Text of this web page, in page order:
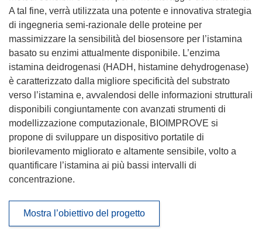
A tal fine, verrà utilizzata una potente e innovativa strategia
di ingegneria semi-razionale delle proteine per
massimizzare la sensibilità del biosensore per l’istamina
basato su enzimi attualmente disponibile. L’enzima
istamina deidrogenasi (HADH, histamine dehydrogenase)
è caratterizzato dalla migliore specificità del substrato
verso l’istamina e, avvalendosi delle informazioni strutturali
disponibili congiuntamente con avanzati strumenti di
modellizzazione computazionale, BIOIMPROVE si
propone di sviluppare un dispositivo portatile di
biorilevamento migliorato e altamente sensibile, volto a
quantificare l’istamina ai più bassi intervalli di
concentrazione.
Mostra l’obiettivo del progetto